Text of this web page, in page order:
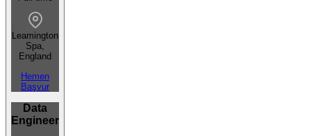
Leamington
Spa,
England
Hemen
Başvur
Data
Engineer